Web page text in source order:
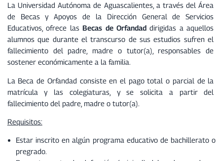
La Universidad Autónoma de Aguascalientes, a través del Área
de Becas y Apoyos de la Dirección General de Servicios
Educativos, ofrece lasBecas de Orfandaddirigidas a aquellos
alumnos que durante el transcurso de sus estudios sufren el
fallecimiento del padre, madre o tutor(a), responsables de
sostener económicamente a la familia.
La Beca de Orfandad consiste en el pago total o parcial de la
matrícula y las colegiaturas, y se solicita a partir del
fallecimiento del padre, madre o tutor(a).
Requisitos:
Estar inscrito en algún programa educativo de bachillerato o
pregrado.